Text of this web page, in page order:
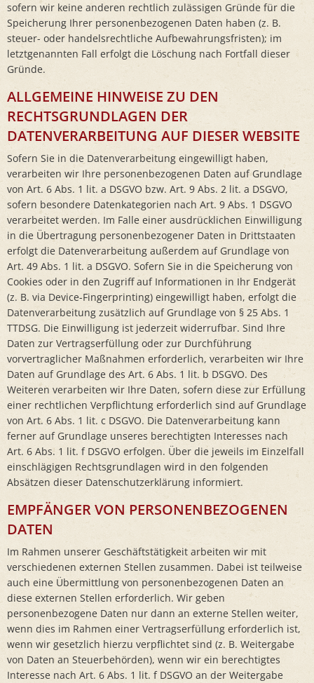
sofern wir keine anderen rechtlich zulässigen Gründe für die
Speicherung Ihrer personenbezogenen Daten haben (z. B.
steuer- oder handelsrechtliche Aufbewahrungsfristen); im
letztgenannten Fall erfolgt die Löschung nach Fortfall dieser
Gründe.
ALLGEMEINE HINWEISE ZU DEN
RECHTSGRUNDLAGEN DER
DATENVERARBEITUNG AUF DIESER WEBSITE
Sofern Sie in die Datenverarbeitung eingewilligt haben,
verarbeiten wir Ihre personenbezogenen Daten auf Grundlage
von Art. 6 Abs. 1 lit. a DSGVO bzw. Art. 9 Abs. 2 lit. a DSGVO,
sofern besondere Datenkategorien nach Art. 9 Abs. 1 DSGVO
verarbeitet werden. Im Falle einer ausdrücklichen Einwilligung
in die Übertragung personenbezogener Daten in Drittstaaten
erfolgt die Datenverarbeitung außerdem auf Grundlage von
Art. 49 Abs. 1 lit. a DSGVO. Sofern Sie in die Speicherung von
Cookies oder in den Zugriff auf Informationen in Ihr Endgerät
(z. B. via Device-Fingerprinting) eingewilligt haben, erfolgt die
Datenverarbeitung zusätzlich auf Grundlage von § 25 Abs. 1
TTDSG. Die Einwilligung ist jederzeit widerrufbar. Sind Ihre
Daten zur Vertragserfüllung oder zur Durchführung
vorvertraglicher Maßnahmen erforderlich, verarbeiten wir Ihre
Daten auf Grundlage des Art. 6 Abs. 1 lit. b DSGVO. Des
Weiteren verarbeiten wir Ihre Daten, sofern diese zur Erfüllung
einer rechtlichen Verpflichtung erforderlich sind auf Grundlage
von Art. 6 Abs. 1 lit. c DSGVO. Die Datenverarbeitung kann
ferner auf Grundlage unseres berechtigten Interesses nach
Art. 6 Abs. 1 lit. f DSGVO erfolgen. Über die jeweils im Einzelfall
einschlägigen Rechtsgrundlagen wird in den folgenden
Absätzen dieser Datenschutzerklärung informiert.
EMPFÄNGER VON PERSONENBEZOGENEN
DATEN
Im Rahmen unserer Geschäftstätigkeit arbeiten wir mit
verschiedenen externen Stellen zusammen. Dabei ist teilweise
auch eine Übermittlung von personenbezogenen Daten an
diese externen Stellen erforderlich. Wir geben
personenbezogene Daten nur dann an externe Stellen weiter,
wenn dies im Rahmen einer Vertragserfüllung erforderlich ist,
wenn wir gesetzlich hierzu verpflichtet sind (z. B. Weitergabe
von Daten an Steuerbehörden), wenn wir ein berechtigtes
Interesse nach Art. 6 Abs. 1 lit. f DSGVO an der Weitergabe